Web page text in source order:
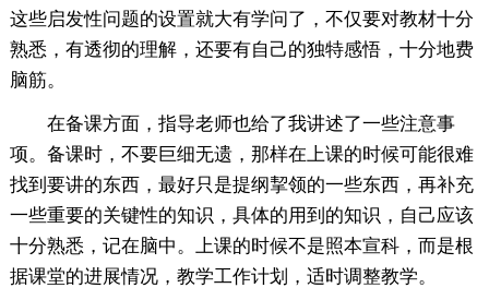
这些启发性问题的设置就大有学问了，不仅要对教材十分
熟悉，有透彻的理解，还要有自己的独特感悟，十分地费
脑筋。
在备课方面，指导老师也给了我讲述了一些注意事
项。备课时，不要巨细无遗，那样在上课的时候可能很难
找到要讲的东西，最好只是提纲挈领的一些东西，再补充
一些重要的关键性的知识，具体的用到的知识，自己应该
十分熟悉，记在脑中。上课的时候不是照本宣科，而是根
据课堂的进展情况，教学工作计划，适时调整教学。